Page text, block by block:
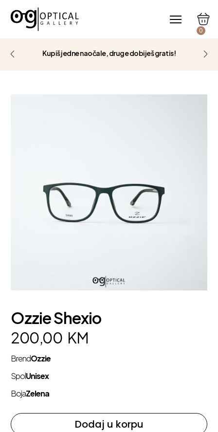
0
Kupiš jedne naočale, druge dobiješ gratis!
Ozzie Shexio
200,00 KM
BrendOzzie
SpolUnisex
BojaZelena
Dodaj u korpu